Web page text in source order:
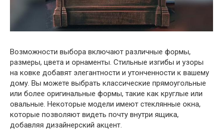
Возможности выбора включают различные формы,
размеры, цвета и орнаменты. Стильные изгибы и узоры
на ковке добавят элегантности и утонченности к вашему
дому. Вы можете выбрать классические прямоугольные
или более оригинальные формы, такие как круглые или
овальные. Некоторые модели имеют стеклянные окна,
которые позволяют видеть почту внутри ящика,
добавляя дизайнерский акцент.